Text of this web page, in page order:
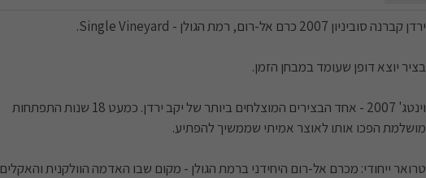
ירדן קברנה סוביניון 2007 כרם אל-רום, רמת הגולן - Single Vineyard.
בציר יוצא דופן שעומד במבחן הזמן.
וינטג' 2007 - אחד הבצירים המוצלחים ביותר של יקב ירדן. כמעט 18 שנות התפתחות
מושלמת הפכו אותו לאוצר אמיתי שממשיך להפתיע.
טרואר ייחודי: מכרם אל-רום היחידני ברמת הגולן - מקום שבו האדמה הוולקנית והאקלים